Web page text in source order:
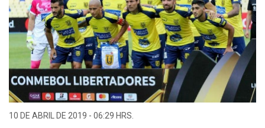
10 DE ABRIL DE 2019 - 06:29 HRS.